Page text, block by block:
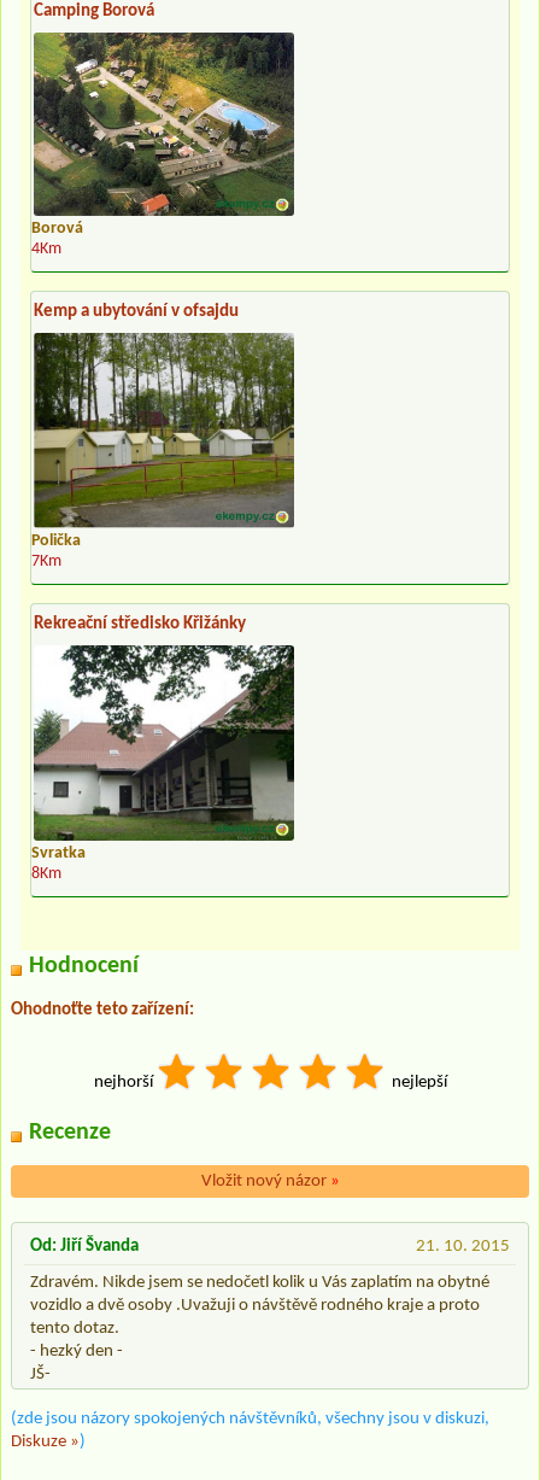
Camping Borová
Borová
4Km
Kemp a ubytování v ofsajdu
Polička
7Km
Rekreační středisko Křižánky
Svratka
8Km
Hodnocení
Ohodnoťte teto zařízení:
nejhorší nejlepší
Recenze
Vložit nový názor »
21. 10. 2015
Od: Jiří Švanda
Zdravém. Nikde jsem se nedočetl kolik u Vás zaplatím na obytné
vozidlo a dvě osoby .Uvažuji o návštěvě rodného kraje a proto
tento dotaz.
- hezký den -
JŠ-
(zde jsou názory spokojených návštěvníků, všechny jsou v diskuzi,
Diskuze »)